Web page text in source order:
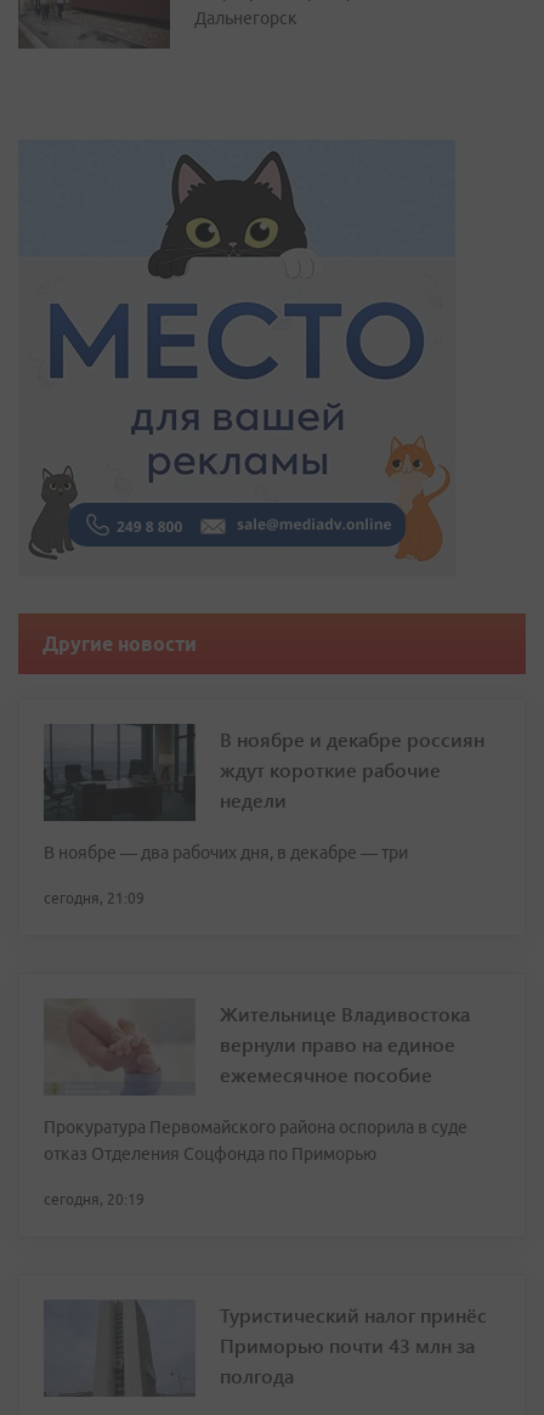
Дальнегорск
Другие новости
В ноябре и декабре россиян
ждут короткие рабочие
недели
В ноябре — два рабочих дня, в декабре — три
сегодня, 21:09
Жительнице Владивостока
вернули право на единое
ежемесячное пособие
Прокуратура Первомайского района оспорила в суде
отказ Отделения Соцфонда по Приморью
сегодня, 20:19
Туристический налог принёс
Приморью почти 43 млн за
полгода